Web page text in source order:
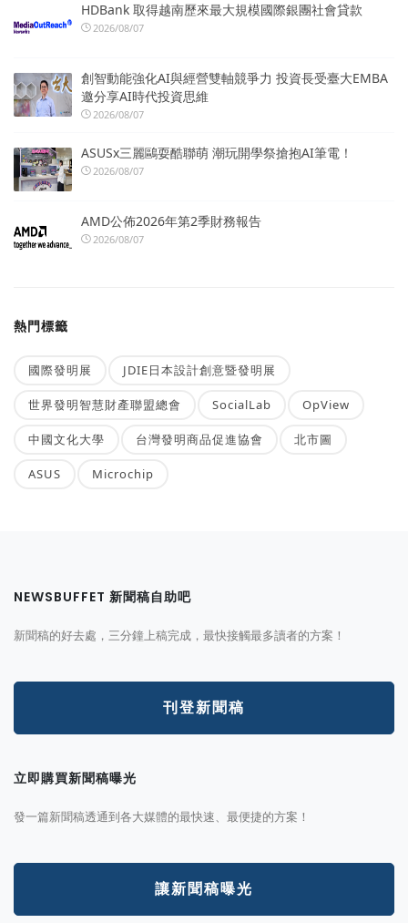
HDBank 取得越南歷來最大規模國際銀團社會貸款
2026/08/07
創智動能強化AI與經營雙軸競爭力 投資長受臺大EMBA
邀分享AI時代投資思維
2026/08/07
ASUSx三麗鷗耍酷聯萌 潮玩開學祭搶抱AI筆電！
2026/08/07
AMD公佈2026年第2季財務報告
2026/08/07
熱門標籤
國際發明展 JDIE日本設計創意暨發明展
世界發明智慧財產聯盟總會 SocialLab OpView
中國文化大學 台灣發明商品促進協會 北市圖
ASUS Microchip
NEWSBUFFET 新聞稿自助吧
新聞稿的好去處，三分鐘上稿完成，最快接觸最多讀者的方案！
刊登新聞稿
立即購買新聞稿曝光
發一篇新聞稿透通到各大媒體的最快速、最便捷的方案！
讓新聞稿曝光